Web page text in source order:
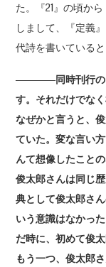
た。『21』の頃か
しまして、『定義
代詩を書いている
――――同時刊行の
す。それだけでな
なぜかと言うと、
ていた。変な言い
んて想像したこと
俊太郎さんは同じ
典として俊太郎さ
いう意識はなかっ
だ時に、初めて俊
もう一つ、俊太郎